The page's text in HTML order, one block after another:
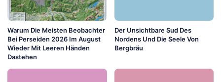
Warum Die Meisten Beobachter
Bei Perseiden 2026 Im August
Wieder Mit Leeren Händen
Dastehen
Der Unsichtbare Sud Des
Nordens Und Die Seele Von
Bergbräu